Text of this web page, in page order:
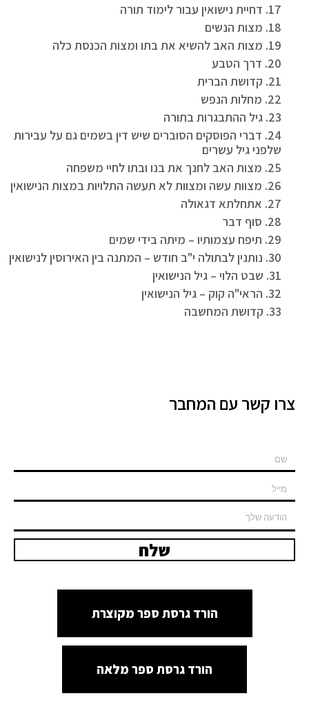
17. דחיית נישואין עבור לימוד תורה
18. מצות הנשים
19. מצות האב להשיא את בתו ומצות הכנסת כלה
20. דרך הטבע
21. קדושת הברית
22. מחלות הנפש
23. גיל ההתבגרות בתורה
24. דברי הפוסקים הסוברים שיש דין בשמים גם על עבירות
שלפני גיל עשרים
25. מצות האב לחנך את בנו ובתו לחיי משפחה
26. מצוות עשה ומצוות לא תעשה התלויות במצות הנישואין
27. אתחלתא דגאולה
28. סוף דבר
29. תיפח עצמותיו – מיתה בידי שמים
30. נותנין לבתולה י"ב חודש – המתנה בין האירוסין לנישואין
31. שבט הלוי – גיל הנישואין
32. הראי"ה קוק – גיל הנישואין
33. קדושת המחשבה
צרו קשר עם המחבר
שלח
הורד גרסת ספר מקוצרת
הורד גרסת ספר מלאה